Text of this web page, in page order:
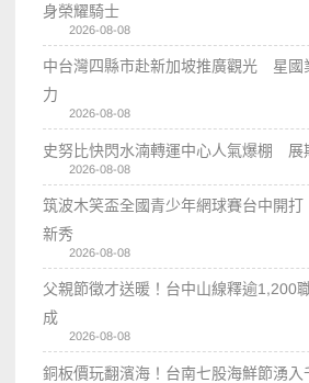
身榮耀騎士
2026-08-08
中台灣四縣市赴新加坡推廣觀光 星國
力
2026-08-08
史努比快閃水湳轉運中心人氣爆棚 展
2026-08-08
筑波木笑盃全國青少年網球賽台中開
新秀
2026-08-08
父親節徵才送暖！台中山線釋逾
成
2026-08-08
銅板價玩翻濱海！台南七股海鮮節湧